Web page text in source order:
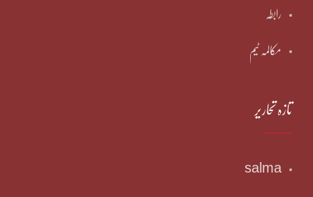
رابطہ
مکالمہ ٹیم
تازہ تحاریر
salma